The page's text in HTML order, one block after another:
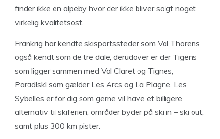
finder ikke en alpeby hvor der ikke bliver solgt noget
virkelig kvalitetsost.
Frankrig har kendte skisportssteder som Val Thorens
også kendt som de tre dale, derudover er der Tigens
som ligger sammen med Val Claret og Tignes,
Paradiski som gælder Les Arcs og La Plagne. Les
Sybelles er for dig som gerne vil have et billigere
alternativ til skiferien, områder byder på ski in – ski out,
samt plus 300 km pister.